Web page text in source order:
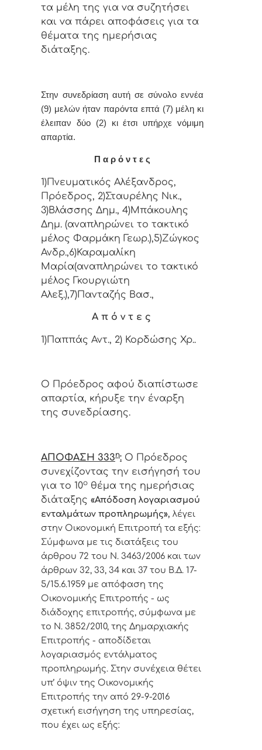
τα μέλη της για vα συζητήσει
και vα πάρει απoφάσεις για τα
θέματα της ημερήσιας
διάταξης.
Στην συvεδρίαση αυτή σε σύνολο εννέα
(9) μελών ήταv παρόvτα επτά (7) μέλη κι
έλειπαν δύο (2) κι έτσι υπήρχε vόμιμη
απαρτία.
Π α ρ ό ν τ ε ς
1)Πνευματικός Αλέξανδρος,
Πρόεδρος, 2)Σταυρέλης Νικ.,
3)Βλάσσης Δημ., 4)Μπάκουλης
Δημ. (αναπληρώνει το τακτικό
μέλος Φαρμάκη Γεωρ.),5)Ζώγκος
Ανδρ.,6)Καραμαλίκη
Μαρία(αναπληρώνει το τακτικό
μέλος Γκουργιώτη
Αλεξ.),7)Πανταζής Βασ.,
Α π ό ν τ ε ς
1)Παππάς Αντ., 2) Κορδώσης Χρ..
Ο Πρόεδρος αφού διαπίστωσε
απαρτία, κήρυξε την έναρξη
της συνεδρίασης.
ΑΠΟΦΑΣΗ 333η: Ο Πρόεδρος
συνεχίζοντας την εισήγησή του
για το 10ο θέμα της ημερήσιας
διάταξης «Απόδοση λογαριασμού
ενταλμάτων προπληρωμής», λέγει
στην Οικονομική Επιτροπή τα εξής:
Σύμφωνα με τις διατάξεις του
άρθρου 72 του Ν. 3463/2006 και των
άρθρων 32, 33, 34 και 37 του Β.Δ. 17-
5/15.6.1959 με απόφαση της
Οικονομικής Επιτροπής - ως
διάδοχης επιτροπής, σύμφωνα με
το Ν. 3852/2010, της Δημαρχιακής
Επιτροπής - αποδίδεται
λογαριασμός εντάλματος
προπληρωμής. Στην συνέχεια θέτει
υπ’ όψιν της Οικονομικής
Επιτροπής την από 29-9-2016
σχετική εισήγηση της υπηρεσίας,
που έχει ως εξής: